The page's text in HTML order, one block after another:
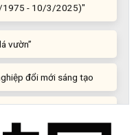
đổi mới sáng tạo
phá